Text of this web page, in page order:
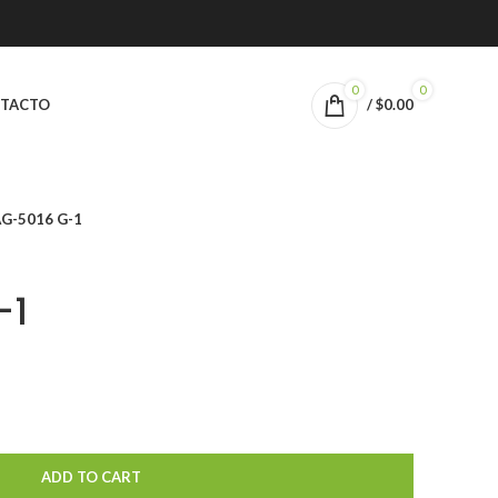
0 0
/$0.00
5016 G-1
ADD TO CART